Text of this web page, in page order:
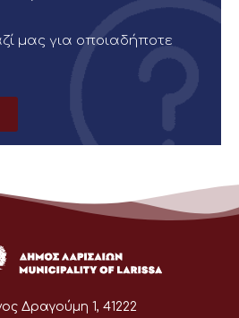
μας για οποιαδήποτε
Δραγούμη 1, 41222